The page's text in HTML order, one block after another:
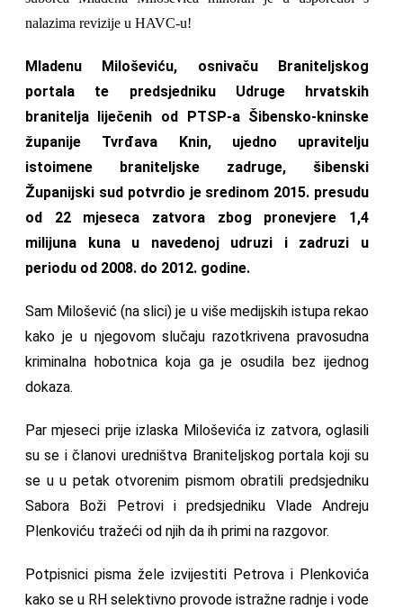
nalazima revizije u HAVC-u!
Mladenu Miloševiću, osnivaču Braniteljskog
portala te predsjedniku Udruge hrvatskih
branitelja liječenih od PTSP-a Šibensko-kninske
županije Tvrđava Knin, ujedno upravitelju
istoimene braniteljske zadruge, šibenski
Županijski sud potvrdio je sredinom 2015. presudu
od 22 mjeseca zatvora zbog pronevjere 1,4
milijuna kuna u navedenoj udruzi i zadruzi u
periodu od 2008. do 2012. godine.
Sam Milošević (na slici) je u više medijskih istupa rekao
kako je u njegovom slučaju razotkrivena pravosudna
kriminalna hobotnica koja ga je osudila bez ijednog
dokaza.
Par mjeseci prije izlaska Miloševića iz zatvora, oglasili
su se i članovi uredništva Braniteljskog portala koji su
se u u petak otvorenim pismom obratili predsjedniku
Sabora Boži Petrovi i predsjedniku Vlade Andreju
Plenkoviću tražeći od njih da ih primi na razgovor.
Potpisnici pisma žele izvijestiti Petrova i Plenkovića
kako se u RH selektivno provode istražne radnje i vode